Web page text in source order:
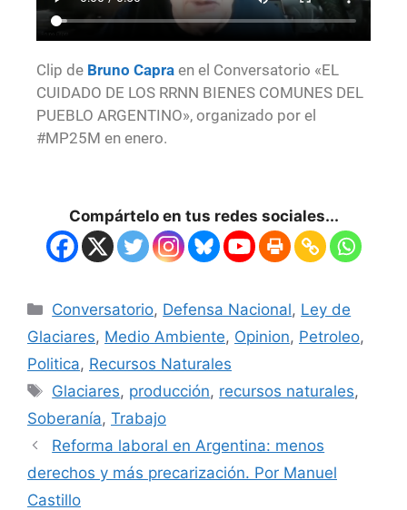
Clip de Bruno Capra en el Conversatorio «EL
CUIDADO DE LOS RRNN BIENES COMUNES DEL
PUEBLO ARGENTINO», organizado por el
#MP25M en enero.
Compártelo en tus redes sociales...
Conversatorio, Defensa Nacional, Ley de
Glaciares, Medio Ambiente, Opinion, Petroleo,
Politica, Recursos Naturales
Glaciares, producción, recursos naturales,
Soberanía, Trabajo
Reforma laboral en Argentina: menos
derechos y más precarización. Por Manuel
Castillo